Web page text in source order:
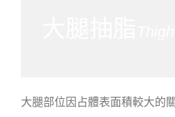
大腿部位因占體表面積較大的